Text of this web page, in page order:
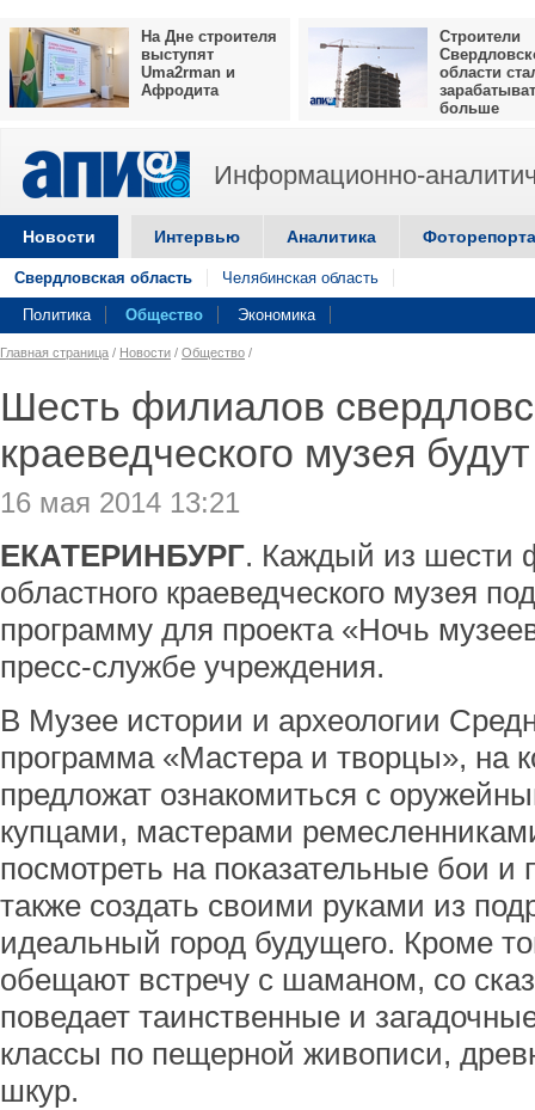
На Дне строителя
выступят
Uma2rman и
Афродита
Строители
области
больше
Информационно-
Новости Интервью Аналитика
Свердловская область Челябинская область
Политика Общество Экономика
Главная страница / Новости / Общество /
Шесть филиалов
краеведческого музея
16 мая 2014 13:21
ЕКАТЕРИНБУРГ. Каждый из шести
областного краеведческого музея
программу для проекта «Ночь
пресс-службе учреждения.
В Музее истории и археологии
программа «Мастера и творцы», на
предложат ознакомиться с
купцами, мастерами
посмотреть на показательные бои и
также создать своими руками из
идеальный город будущего. Кроме
обещают встречу с шаманом, со
поведает таинственные и
классы по пещерной живописи,
шкур.